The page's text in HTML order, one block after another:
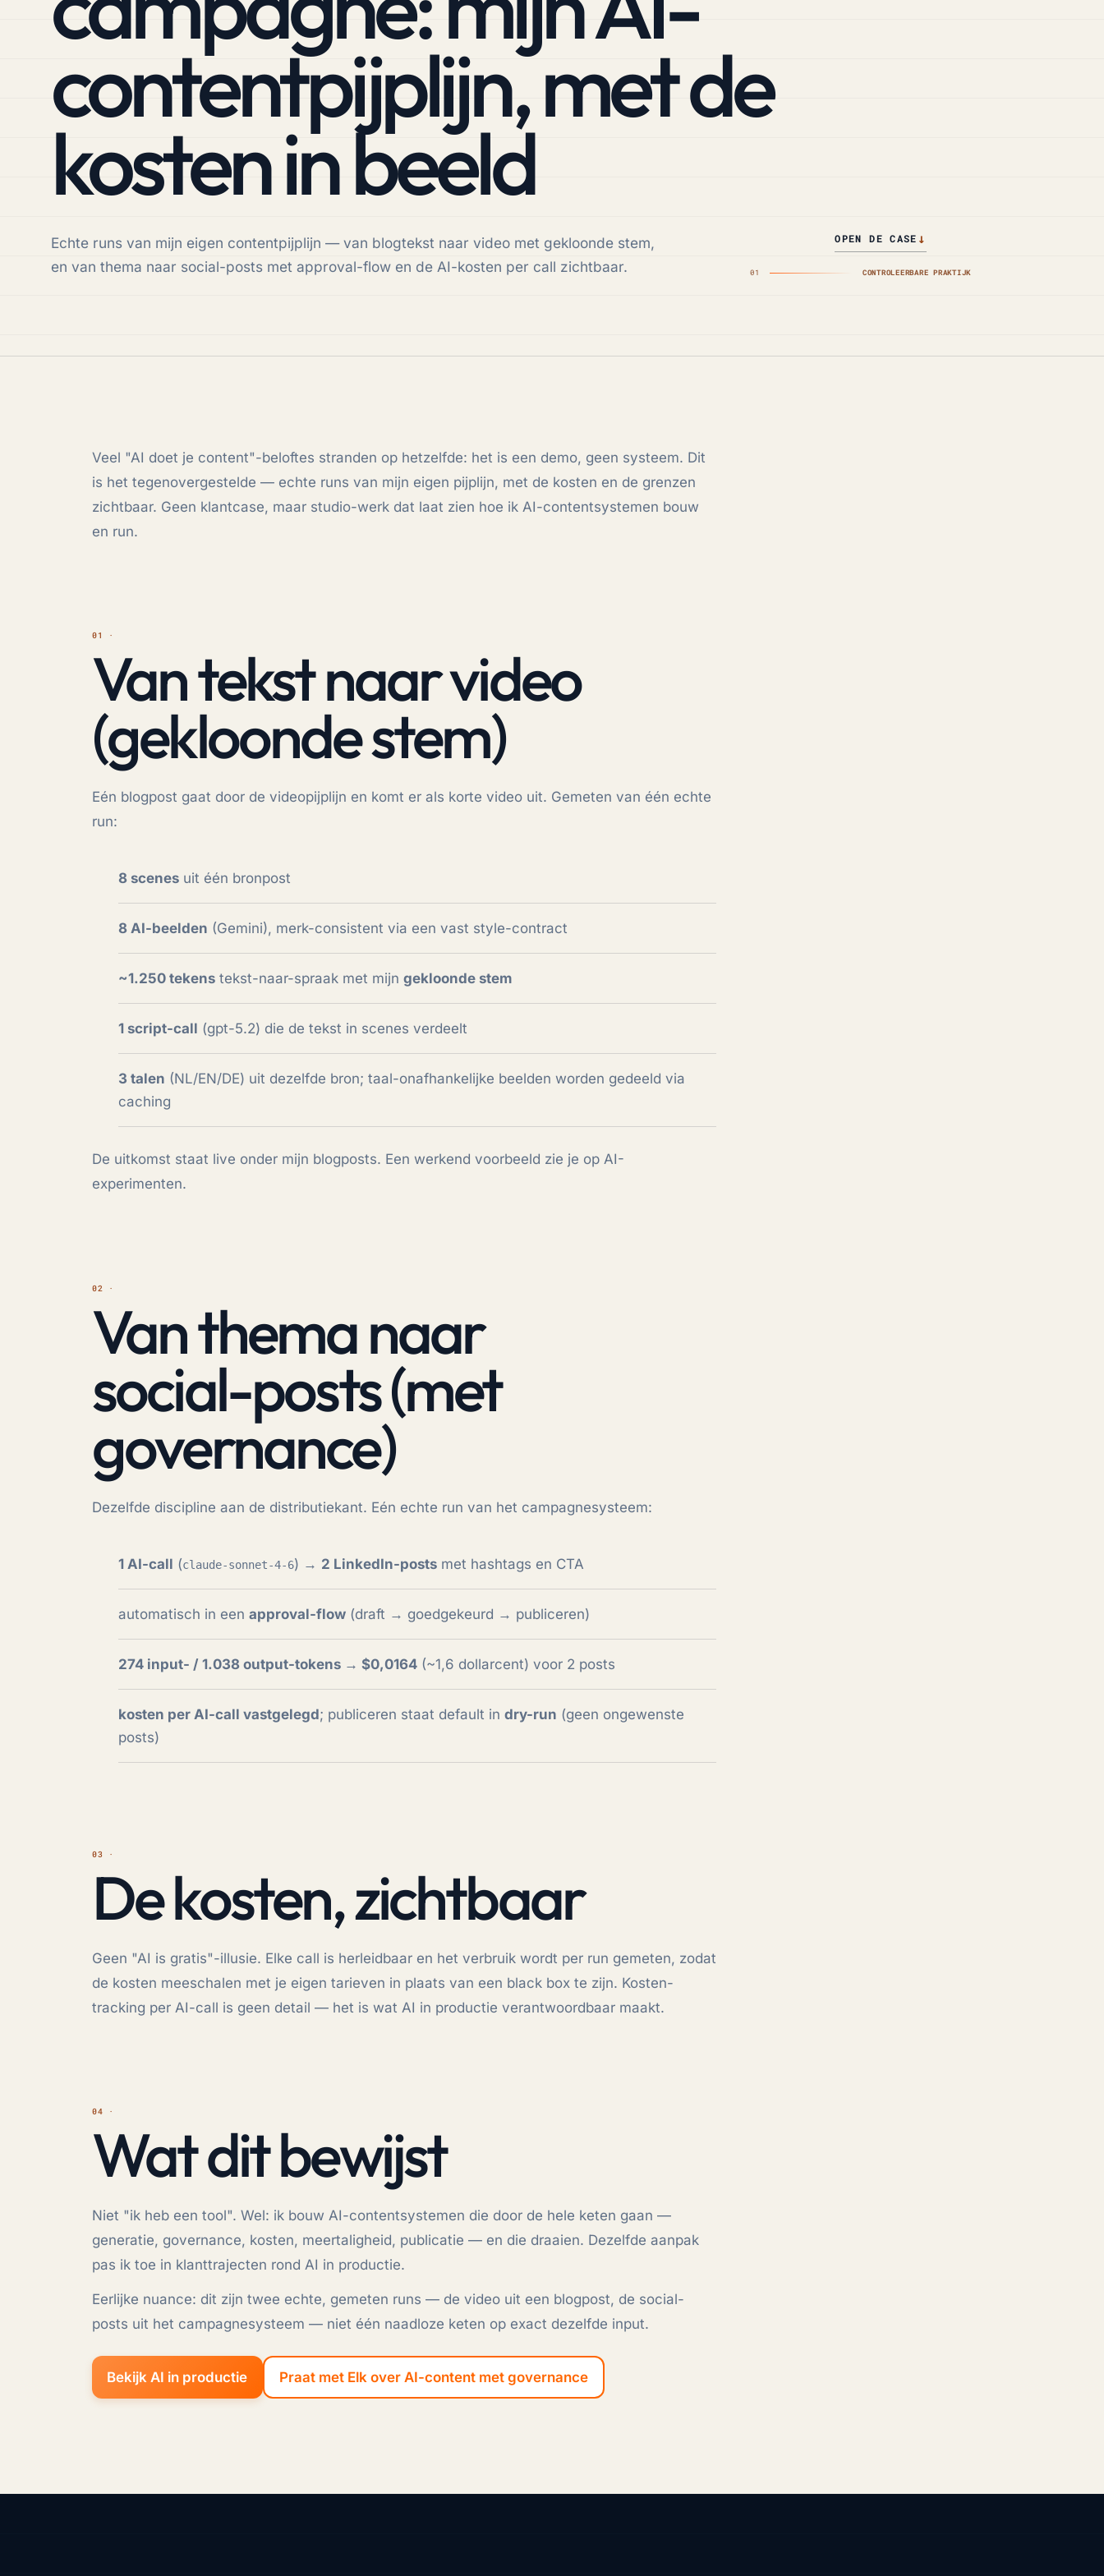
contentpijplijn, met de
kosten in beeld
Echte runs van mijn eigen contentpijplijn — van blogtekst naar video met gekloonde stem,
en van thema naar social-posts met approval-flow en de AI-kosten per call zichtbaar.
01 CONTROLEERBARE PRAKTIJK
OPEN DE CASE ↓
Veel "AI doet je content"-beloftes stranden op hetzelfde: het is een demo, geen systeem. Dit
is het tegenovergestelde — echte runs van mijn eigen pijplijn, met de kosten en de grenzen
zichtbaar. Geen klantcase, maar studio-werk dat laat zien hoe ik AI-contentsystemen bouw
en run.
Van tekst naar video
(gekloonde stem)
Eén blogpost gaat door de videopijplijn en komt er als korte video uit. Gemeten van één echte
run:
8 scenes uit één bronpost
8 AI-beelden (Gemini), merk-consistent via een vast style-contract
~1.250 tekens tekst-naar-spraak met mijn gekloonde stem
1 script-call (gpt-5.2) die de tekst in scenes verdeelt
3 talen (NL/EN/DE) uit dezelfde bron; taal-onafhankelijke beelden worden gedeeld via
caching
De uitkomst staat live onder mijn blogposts. Een werkend voorbeeld zie je op AI-
experimenten.
Van thema naar
social-posts (met
governance)
Dezelfde discipline aan de distributiekant. Eén echte run van het campagnesysteem:
1 AI-call (claude-sonnet-4-6) → 2 LinkedIn-posts met hashtags en CTA
automatisch in een approval-flow (draft → goedgekeurd → publiceren)
274 input- / 1.038 output-tokens → $0,0164 (~1,6 dollarcent) voor 2 posts
kosten per AI-call vastgelegd; publiceren staat default in dry-run (geen ongewenste
posts)
De kosten, zichtbaar
Geen "AI is gratis"-illusie. Elke call is herleidbaar en het verbruik wordt per run gemeten, zodat
de kosten meeschalen met je eigen tarieven in plaats van een black box te zijn. Kosten-
tracking per AI-call is geen detail — het is wat AI in productie verantwoordbaar maakt.
Wat dit bewijst
Niet "ik heb een tool". Wel: ik bouw AI-contentsystemen die door de hele keten gaan —
generatie, governance, kosten, meertaligheid, publicatie — en die draaien. Dezelfde aanpak
pas ik toe in klanttrajecten rond AI in productie.
Eerlijke nuance: dit zijn twee echte, gemeten runs — de video uit een blogpost, de social-
posts uit het campagnesysteem — niet één naadloze keten op exact dezelfde input.
Bekijk AI in productie Praat met Elk over AI-content met governance